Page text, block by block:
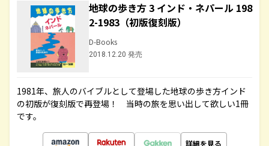
地球の歩き方 3 インド・ネパール 198
2-1983（初版復刻版）
D-Books
2018.12.20 発売
1981年、旅人のバイブルとして登場した地球の歩き方インド
の初版が復刻版で再登場！ 当時の旅を思い出して欲しい1冊
です。
詳細を見る